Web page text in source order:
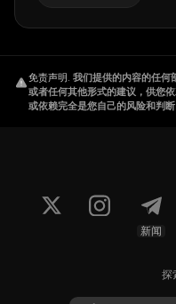
免责声明. 我们提供的内容的任何
或者任何其他形式的建议，供您
或依赖完全是您自己的风险和判断
新闻
探